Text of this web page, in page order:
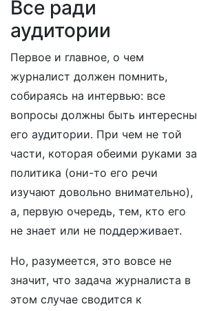
Все ради
аудитории
Первое и главное, о чем
журналист должен помнить,
собираясь на интервью: все
вопросы должны быть интересны
его аудитории. При чем не той
части, которая обеими руками за
политика (они-то его речи
изучают довольно внимательно),
а, первую очередь, тем, кто его
не знает или не поддерживает.
Но, разумеется, это вовсе не
значит, что задача журналиста в
этом случае сводится к